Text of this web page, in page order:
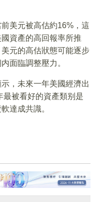
美元被高估約16%，這
資產的高回報率所推
元的高估狀態可能逐步
面臨調整壓力。
，未來一年美國經濟出
被看好的資產類别是
達成共識。